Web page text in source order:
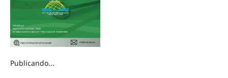
Publicando...